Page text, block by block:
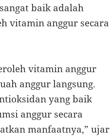
baik adalah
vitamin anggur secara
vitamin anggur
anggur langsung.
yang baik
anggur secara
manfaatnya,” ujar